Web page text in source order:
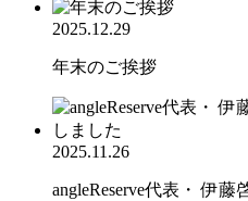
2025.12.29
年末のご挨拶
2025.11.26
angleReserve代表・ 伊